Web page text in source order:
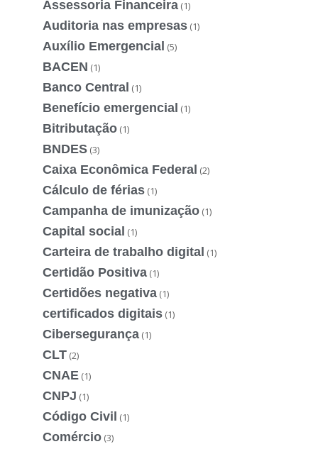
Assessoria Financeira (1)
Auditoria nas empresas (1)
Auxílio Emergencial (5)
BACEN (1)
Banco Central (1)
Benefício emergencial (1)
Bitributação (1)
BNDES (3)
Caixa Econômica Federal (2)
Cálculo de férias (1)
Campanha de imunização (1)
Capital social (1)
Carteira de trabalho digital (1)
Certidão Positiva (1)
Certidões negativa (1)
certificados digitais (1)
Cibersegurança (1)
CLT (2)
CNAE (1)
CNPJ (1)
Código Civil (1)
Comércio (3)